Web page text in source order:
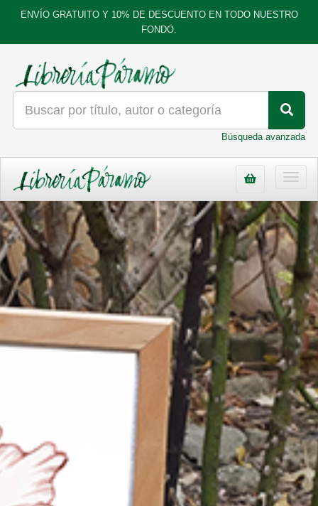
ENVÍO GRATUITO Y 10% DE DESCUENTO EN TODO NUESTRO
FONDO.
Búsqueda avanzada